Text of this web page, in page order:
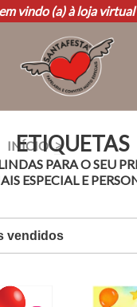
vindo (a) à loja
INÍCIO >
ETIQUETAS
PARA O SEU
ESPECIAL E